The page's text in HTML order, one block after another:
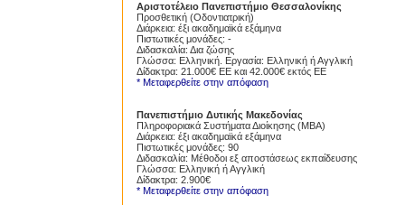
Αριστοτέλειο Πανεπιστήμιο Θεσσαλονίκης
Προσθετική (Οδοντιατρική)
Διάρκεια: έξι ακαδημαϊκά εξάμηνα
Πιστωτικές μονάδες: -
Διδασκαλία: Δια ζώσης
Γλώσσα: Ελληνική. Εργασία: Ελληνική ή Αγγλική
Δίδακτρα: 21.000€ ΕΕ και 42.000€ εκτός ΕΕ
* Μεταφερθείτε στην απόφαση
Πανεπιστήμιο Δυτικής Μακεδονίας
Πληροφοριακά Συστήματα Διοίκησης (ΜΒΑ)
Διάρκεια: έξι ακαδημαϊκά εξάμηνα
Πιστωτικές μονάδες: 90
Διδασκαλία: Μέθοδοι εξ αποστάσεως εκπαίδευσης
Γλώσσα: Ελληνική ή Αγγλική
Δίδακτρα: 2.900€
* Μεταφερθείτε στην απόφαση